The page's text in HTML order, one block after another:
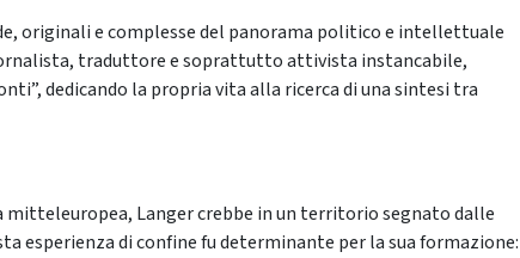
originali e complesse del panorama politico e intellettuale
traduttore e soprattutto attivista instancabile,
dedicando la propria vita alla ricerca di una sintesi tra
mitteleuropea, Langer crebbe in un territorio segnato dalle
esperienza di confine fu determinante per la sua formazione: